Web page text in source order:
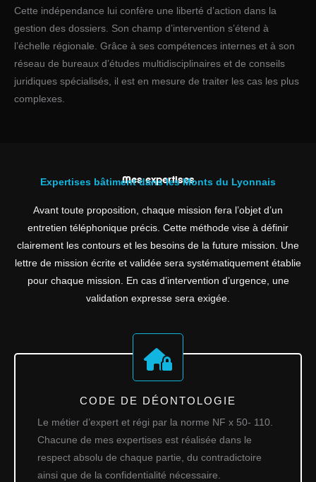
Cette indépendance lui confère une liberté d’action dans la
gestion des dossiers. Son champ d’intervention s’étend à
l’échelle régionale. Grâce à ses compétences internes et à son
réseau de bureaux d’études multidisciplinaires et de conseils
juridiques spécialisés, il est en mesure de traiter les cas les plus
complexes.
Mes expertises
Expertises bâtiment dans les Monts du Lyonnais
Avant toute proposition, chaque mission fera l’objet d’un
entretien téléphonique précis. Cette méthode vise à définir
clairement les contours et les besoins de la future mission. Une
lettre de mission écrite et validée sera systématiquement établie
pour chaque mission. En cas d’intervention d’urgence, une
validation expresse sera exigée.
CODE DE DÉONTOLOGIE
Le métier d’expert et régi par la norme NF x 50- 110.
Chacune de mes expertises est réalisée dans le
respect absolu de chaque partie, du contradictoire
ainsi que de la confidentialité nécessaire.